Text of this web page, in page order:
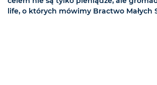
life, o których mówimy Bractwo Małych